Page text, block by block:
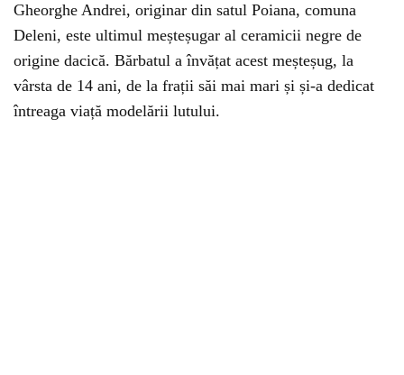
Gheorghe Andrei, originar din satul Poiana, comuna
Deleni, este ultimul meșteșugar al ceramicii negre de
origine dacică. Bărbatul a învățat acest meșteșug, la
vârsta de 14 ani, de la frații săi mai mari și și-a dedicat
întreaga viață modelării lutului.